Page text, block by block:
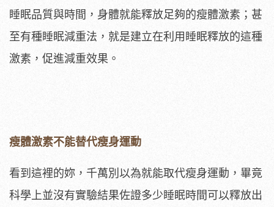
睡眠品質與時間，身體就能釋放足夠的瘦體激素；甚
至有種睡眠減重法，就是建立在利用睡眠釋放的這種
激素，促進減重效果。
瘦體激素不能替代瘦身運動
看到這裡的妳，千萬別以為就能取代瘦身運動，畢竟
科學上並沒有實驗結果佐證多少睡眠時間可以釋放出